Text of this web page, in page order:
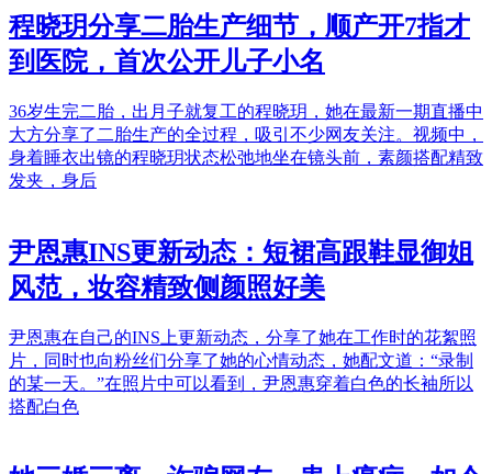
程晓玥分享二胎生产细节，顺产开7指才
到医院，首次公开儿子小名
36岁生完二胎，出月子就复工的程晓玥，她在最新一期直播中
大方分享了二胎生产的全过程，吸引不少网友关注。视频中，
身着睡衣出镜的程晓玥状态松弛地坐在镜头前，素颜搭配精致
发夹，身后
尹恩惠INS更新动态：短裙高跟鞋显御姐
风范，妆容精致侧颜照好美
尹恩惠在自己的INS上更新动态，分享了她在工作时的花絮照
片，同时也向粉丝们分享了她的心情动态，她配文道：“录制
的某一天。”在照片中可以看到，尹恩惠穿着白色的长袖所以
搭配白色